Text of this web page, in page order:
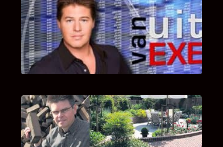
UITSTEL VAN EXECUTIE
Bekijk hier de fragmenten van de deelname
van Bricks and Stones aan dit programma.
INTERVIEW MET HANS BOEREMA
Hoe Bricks and Stones ontstaan is en wat
Hans Boerema motiveert in de wereld van